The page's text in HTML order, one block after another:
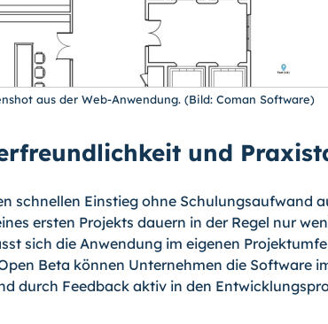
aus der Web-Anwendung. (Bild: Coman Software)
und
schnellen Einstieg ohne Schulungsaufwand
ersten Projekts dauern in der Regel nur
sich die Anwendung im eigenen
Beta können Unternehmen die Software
durch Feedback aktiv in den